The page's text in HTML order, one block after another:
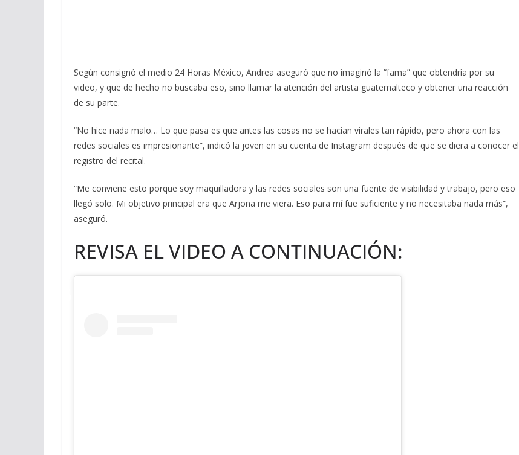
Según consignó el medio 24 Horas México, Andrea aseguró que no imaginó la “fama” que obtendría por su
video, y que de hecho no buscaba eso, sino llamar la atención del artista guatemalteco y obtener una reacción
de su parte.
“No hice nada malo… Lo que pasa es que antes las cosas no se hacían virales tan rápido, pero ahora con las
redes sociales es impresionante”, indicó la joven en su cuenta de Instagram después de que se diera a conocer el
registro del recital.
“Me conviene esto porque soy maquilladora y las redes sociales son una fuente de visibilidad y trabajo, pero eso
llegó solo. Mi objetivo principal era que Arjona me viera. Eso para mí fue suficiente y no necesitaba nada más“,
aseguró.
REVISA EL VIDEO A CONTINUACIÓN: